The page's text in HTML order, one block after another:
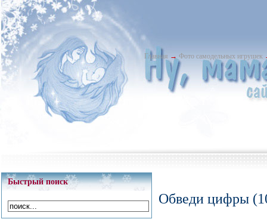
Главная → Фото самодельных игрушек
Быстрый поиск
Обведи цифры